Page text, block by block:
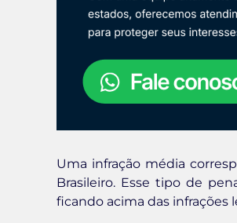
Uma infração média
Brasileiro. Esse tipo de
ficando acima das infrações